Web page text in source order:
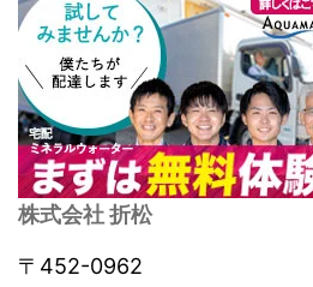
株式会社 折松
〒452-0962